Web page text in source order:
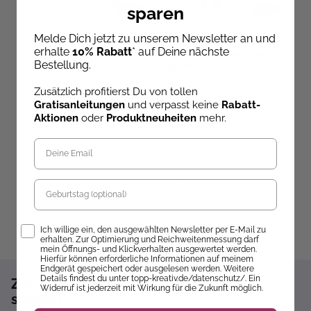
Daphne's Diary -
Taschenkalender 2027
Ab dem 10.09.26
versandbereit
Burda Kids – Mit Liebe
Ab dem 10.09.26
versandbereit
Zum Newsletter anmelden und 10%
sparen!*
sparen
Melde Dich jetzt zu unserem Newsletter an und
erhalte 10% Rabatt* auf Deine nächste
Bestellung.
Zusätzlich profitierst Du von tollen
Gratisanleitungen und verpasst keine Rabatt-
Aktionen oder Produktneuheiten mehr.
Geburtstag
Opt-InIch willige ein, den ausgewählten Newsletter per E-Mail zu
erhalten. Zur Optimierung und Reichweitenmessung darf
mein Öffnungs- und Klickverhalten ausgewertet werden.
Hierfür können erforderliche Informationen auf meinem
Endgerät gespeichert oder ausgelesen werden. Weitere
Details findest du unter topp-kreativ.de/datenschutz/. Ein
Widerruf ist jederzeit mit Wirkung für die Zukunft möglich.